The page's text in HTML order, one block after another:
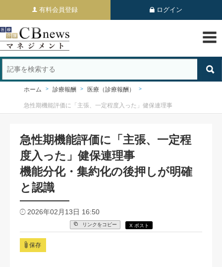
有料会員登録 ログイン
ホーム 診療報酬 医療（診療報酬）
急性期機能評価に「主張、一定程度入った」健保連理事
急性期機能評価に「主張、一定程
度入った」健保連理事
機能分化・集約化の後押しが明確
と認識
2026年02月13日 16:50
リンクをコピー X ポスト
保存